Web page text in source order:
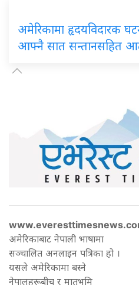
अमेरिकामा हृदयविदारक
आफ्नै सात सन्तानसहित
अमेरिकाबाट नेपाली भाषामा
सञ्चालित अनलाइन पत्रिका हो ।
यसले अमेरिकामा बस्ने
नेपालहरूबीच र मातृभूमि